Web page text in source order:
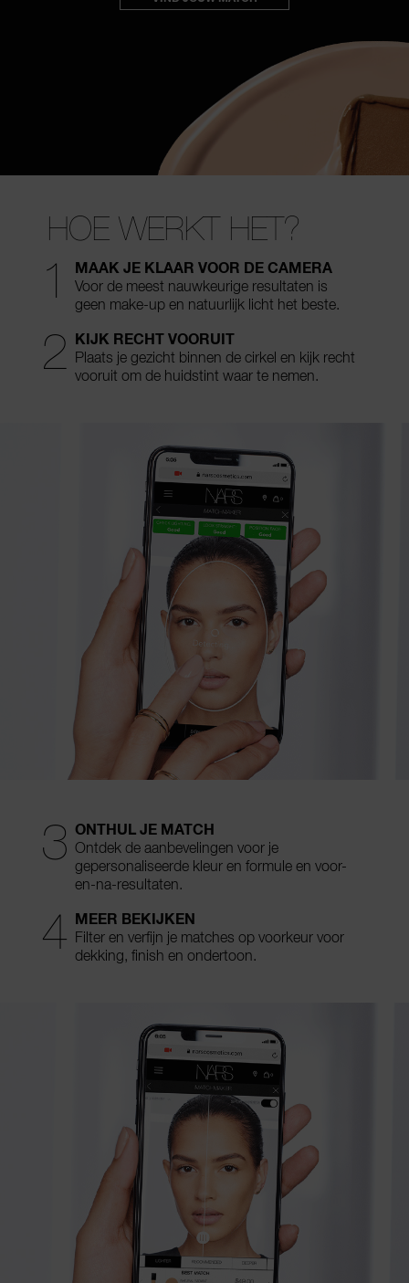
HOE WERKT HET?
1 MAAK JE KLAAR VOOR DE CAMERA
Voor de meest nauwkeurige resultaten is
geen make-up en natuurlijk licht het beste.
2 KIJK RECHT VOORUIT
Plaats je gezicht binnen de cirkel en kijk recht
vooruit om de huidstint waar te nemen.
3 ONTHUL JE MATCH
Ontdek de aanbevelingen voor je
gepersonaliseerde kleur en formule en voor-
en-na-resultaten.
4 MEER BEKIJKEN
Filter en verfijn je matches op voorkeur voor
dekking, finish en ondertoon.